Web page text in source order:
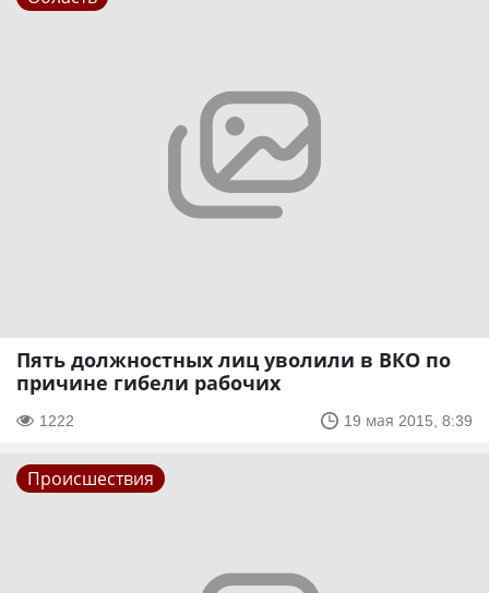
Пять должностных лиц уволили в ВКО по
причине гибели рабочих
1222 19 мая 2015, 8:39
Происшествия